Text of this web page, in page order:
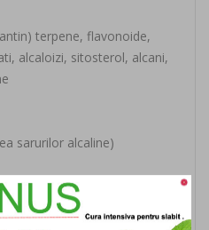
terpene, flavonoide,
alcaloizi, sitosterol, alcani,
sarurilor alcaline)
hepatoprotector